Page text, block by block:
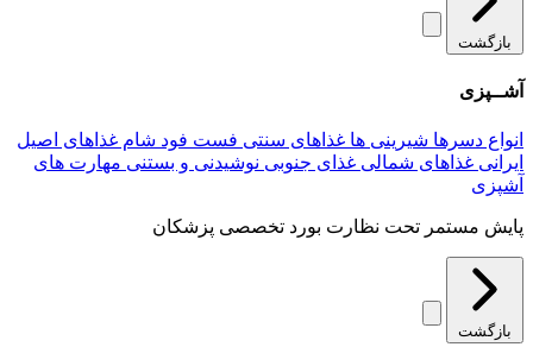
بازگشت
آشــپزی
انواع دسرها شیرینی ها غذاهای سنتی فست فود شام غذاهای اصیل
ایرانی غذاهای شمالی غذای جنوبی نوشیدنی و بستنی مهارت های
آشپزی
پایش مستمر تحت نظارت بورد تخصصی پزشکان
بازگشت